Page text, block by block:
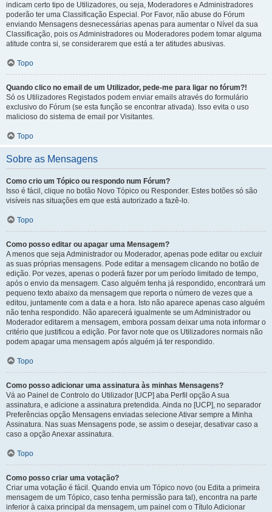
indicam certo tipo de Utilizadores, ou seja, Moderadores e Administradores
poderão ter uma Classificação Especial. Por Favor, não abuse do Fórum
enviando Mensagens desnecessárias apenas para aumentar o Nível da sua
Classificação, pois os Administradores ou Moderadores podem tomar alguma
atitude contra si, se considerarem que está a ter atitudes abusivas.
Topo
Quando clico no email de um Utilizador, pede-me para ligar no fórum?!
Só os Utilizadores Registados podem enviar emails através do formulário
exclusivo do Fórum (se esta função se encontrar ativada). Isso evita o uso
malicioso do sistema de email por Visitantes.
Topo
Sobre as Mensagens
Como crio um Tópico ou respondo num Fórum?
Isso é fácil, clique no botão Novo Tópico ou Responder. Estes botões só são
visíveis nas situações em que está autorizado a fazê-lo.
Topo
Como posso editar ou apagar uma Mensagem?
A menos que seja Administrador ou Moderador, apenas pode editar ou excluir
as suas próprias mensagens. Pode editar a mensagem clicando no botão de
edição. Por vezes, apenas o poderá fazer por um período limitado de tempo,
após o envio da mensagem. Caso alguém tenha já respondido, encontrará um
pequeno texto abaixo da mensagem que reporta o número de vezes que a
editou, juntamente com a data e a hora. Isto não aparece apenas caso alguém
não tenha respondido. Não aparecerá igualmente se um Administrador ou
Moderador editarem a mensagem, embora possam deixar uma nota informar o
critério que justificou a edição. Por favor note que os Utilizadores normais não
podem apagar uma mensagem após alguém já ter respondido.
Topo
Como posso adicionar uma assinatura às minhas Mensagens?
Vá ao Painel de Controlo do Utilizador [UCP] aba Perfil opção A sua
assinatura, e adicione a assinatura pretendida. Ainda no [UCP], no separador
Preferências opção Mensagens enviadas selecione Ativar sempre a Minha
Assinatura. Nas suas Mensagens pode, se assim o desejar, desativar caso a
caso a opção Anexar assinatura.
Topo
Como posso criar uma votação?
Criar uma votação é fácil. Quando envia um Tópico novo (ou Edita a primeira
mensagem de um Tópico, caso tenha permissão para tal), encontra na parte
inferior à caixa principal da mensagem, um painel com o Título Adicionar